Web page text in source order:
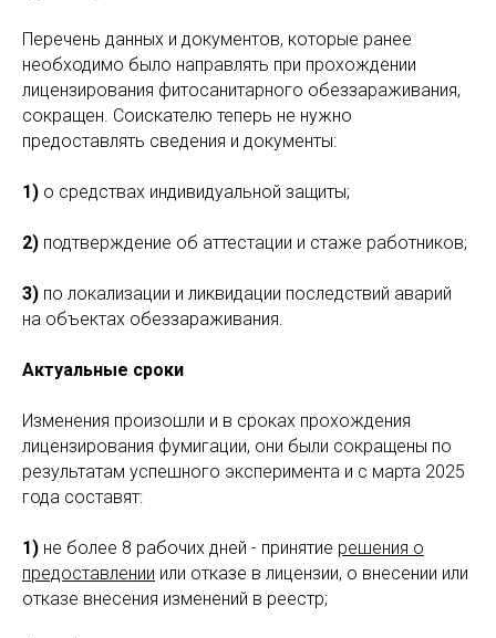
Перечень данных и документов, которые ранее
необходимо было направлять при прохождении
лицензирования фитосанитарного обеззараживания,
сокращен. Соискателю теперь не нужно
предоставлять сведения и документы:
1) о средствах индивидуальной защиты;
2) подтверждение об аттестации и стаже работников;
3) по локализации и ликвидации последствий аварий
на объектах обеззараживания.
Актуальные сроки
Изменения произошли и в сроках прохождения
лицензирования фумигации, они были сокращены по
результатам успешного эксперимента и с марта 2025
года составят:
1) не более 8 рабочих дней - принятие решения о
предоставлении или отказе в лицензии, о внесении или
отказе внесения изменений в реестр;